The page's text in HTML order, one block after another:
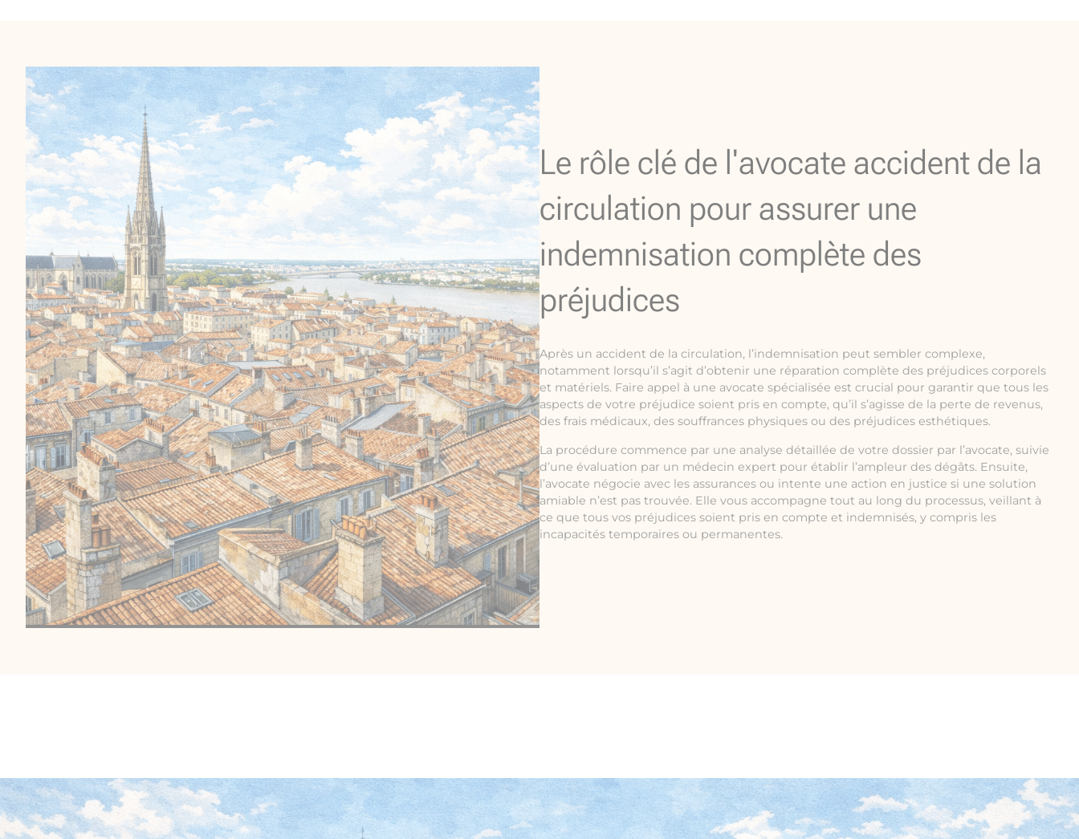
Le rôle clé de l'avocate accident de la
circulation pour assurer une
indemnisation complète des
préjudices
Après un accident de la circulation, l’indemnisation peut sembler complexe,
notamment lorsqu’il s’agit d’obtenir une réparation complète des préjudices corporels
et matériels. Faire appel à une avocate spécialisée est crucial pour garantir que tous les
aspects de votre préjudice soient pris en compte, qu’il s’agisse de la perte de revenus,
des frais médicaux, des souffrances physiques ou des préjudices esthétiques.
La procédure commence par une analyse détaillée de votre dossier par l’avocate, suivie
d’une évaluation par un médecin expert pour établir l’ampleur des dégâts. Ensuite,
l’avocate négocie avec les assurances ou intente une action en justice si une solution
amiable n’est pas trouvée. Elle vous accompagne tout au long du processus, veillant à
ce que tous vos préjudices soient pris en compte et indemnisés, y compris les
incapacités temporaires ou permanentes.